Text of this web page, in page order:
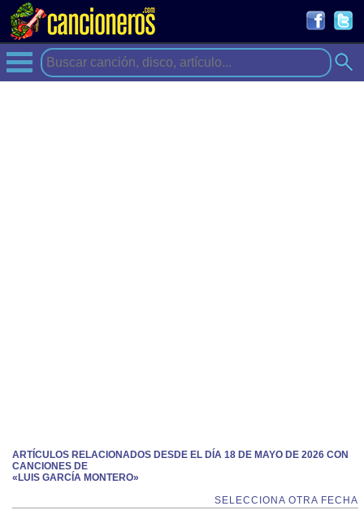
ARTÍCULOS RELACIONADOS DESDE EL DÍA 18 DE MAYO DE 2026 CON
CANCIONES DE
«LUIS GARCÍA MONTERO»
SELECCIONA OTRA FECHA